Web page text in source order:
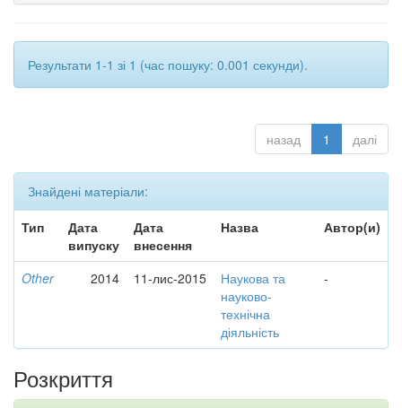
Результати 1-1 зі 1 (час пошуку: 0.001 секунди).
назад 1 далі
Знайдені матеріали:
Тип
Дата
випуску
Дата
внесення
Назва Автор(и)
Other 2014 11-лис-2015
Наукова та
науково-
технічна
діяльність
-
Розкриття